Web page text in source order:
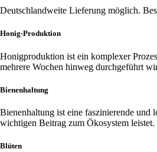
Deutschlandweite Lieferung möglich.
Honig-Produktion
Honigproduktion ist ein komplexer
mehrere Wochen hinweg durchgeführt
Bienenhaltung
Bienenhaltung ist eine faszinierende und
wichtigen Beitrag zum Ökosystem leistet.
Blüten